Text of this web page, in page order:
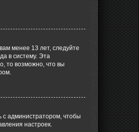
менее 13 лет, следуйте
в систему. Эта
то возможно, что вы
с администратором, чтобы
настроек.